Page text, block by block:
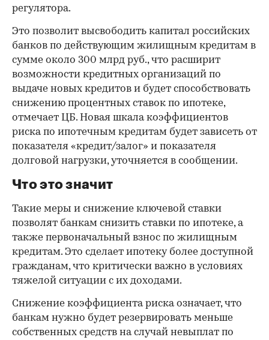
регулятора.
Это позволит высвободить капитал российских
банков по действующим жилищным кредитам в
сумме около 300 млрд руб., что расширит
возможности кредитных организаций по
выдаче новых кредитов и будет способствовать
снижению процентных ставок по ипотеке,
отмечает ЦБ. Новая шкала коэффициентов
риска по ипотечным кредитам будет зависеть от
показателя «кредит/залог» и показателя
долговой нагрузки, уточняется в сообщении.
Что это значит
Такие меры и снижение ключевой ставки
позволят банкам снизить ставки по ипотеке, а
также первоначальный взнос по жилищным
кредитам. Это сделает ипотеку более доступной
гражданам, что критически важно в условиях
тяжелой ситуации с их доходами.
Снижение коэффициента риска означает, что
банкам нужно будет резервировать меньше
собственных средств на случай невыплат по